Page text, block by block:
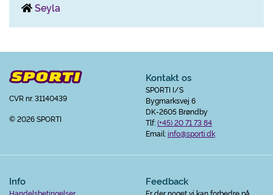
Seyla
CVR nr. 31140439
© 2026 SPORTI
Kontakt os
SPORTI I/S
Bygmarksvej 6
DK-2605 Brøndby
Tlf:(+45) 20 71 73 84
Email:info@sporti.dk
Info
Handelsbetingelser
Feedback
Er der noget vi kan forbedre på